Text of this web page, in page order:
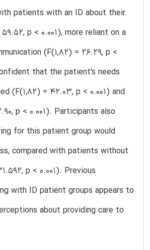
patients with an ID about their
p < 0.001), more reliant on a
(F(1,82) = 26.29, p <
that the patient's needs
(F(1,82) = 42.03, p < 0.001) and
p < 0.001). Participants also
for this patient group would
compared with patients without
p < 0.001). Previous
with ID patient groups appears to
about providing care to